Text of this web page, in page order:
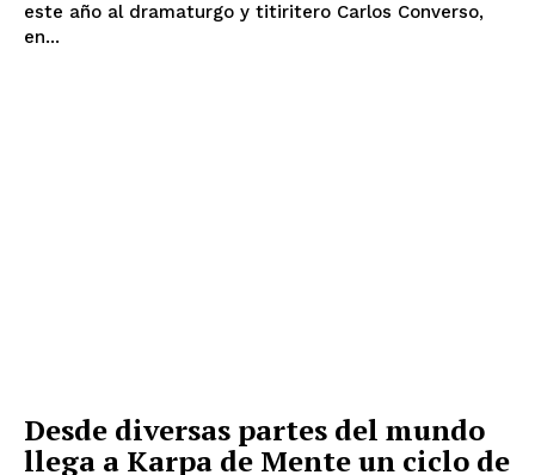
este año al dramaturgo y titiritero Carlos Converso,
en...
Desde diversas partes del mundo
llega a Karpa de Mente un ciclo de